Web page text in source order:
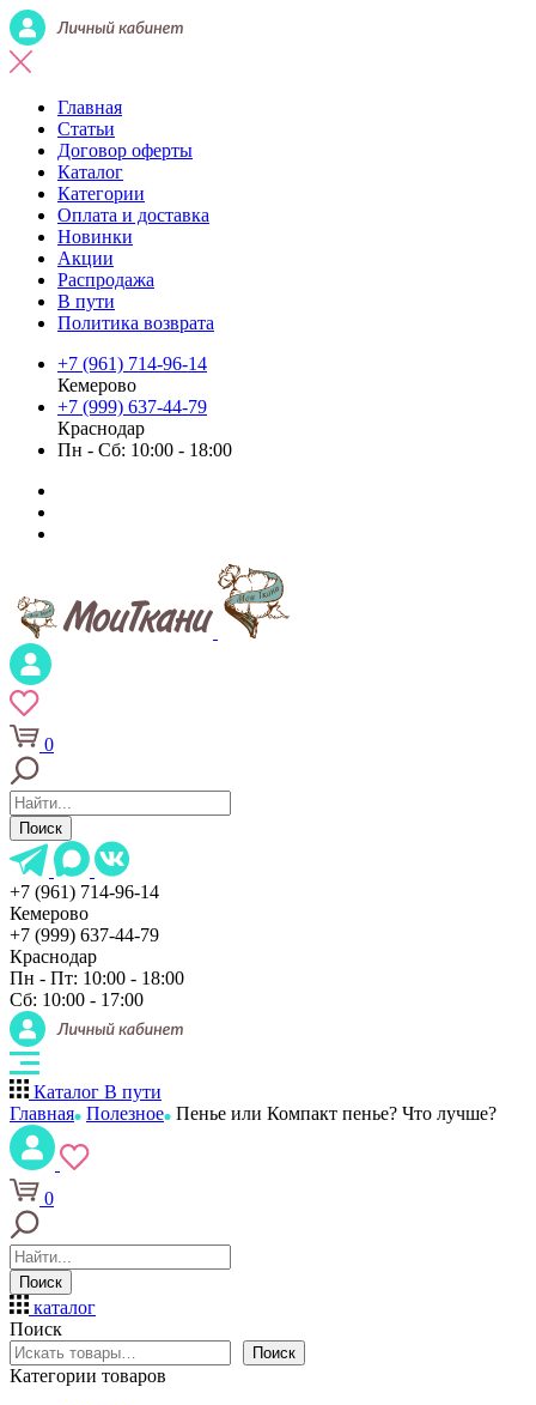
Главная
Статьи
Договор оферты
Каталог
Категории
Оплата и доставка
Новинки
Акции
Распродажа
В пути
Политика возврата
+7 (961) 714-96-14
Кемерово
+7 (999) 637-44-79
Краснодар
Пн - Сб: 10:00 - 18:00
0
Поиск
+7 (961) 714-96-14
Кемерово
+7 (999) 637-44-79
Краснодар
Пн - Пт: 10:00 - 18:00
Сб: 10:00 - 17:00
Каталог В пути
Главная Полезное Пенье или Компакт пенье? Что лучше?
0
Поиск
каталог
Поиск
Поиск
Категории товаров